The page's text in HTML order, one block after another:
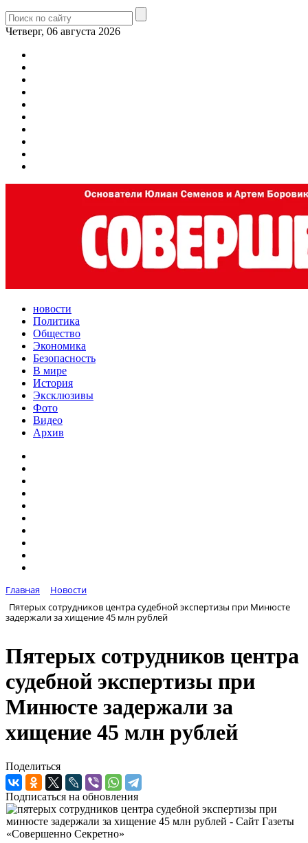
Четверг, 06 августа 2026
новости
Политика
Общество
Экономика
Безопасность
В мире
История
Эксклюзивы
Фото
Видео
Архив
Главная
Новости
Пятерых сотрудников центра судебной экспертизы при Минюсте
задержали за хищение 45 млн рублей
Пятерых сотрудников центра
судебной экспертизы при
Минюсте задержали за
хищение 45 млн рублей
Поделиться
Подписаться на обновления